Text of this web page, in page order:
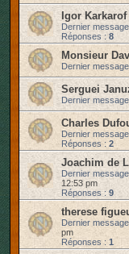
Igor Karkarof
Dernier
Réponses : 8
Monsieur
Dernier
Serguei
Dernier
Charles
Dernier
Réponses : 2
Joachim de
Dernier
12:53 pm
Réponses : 9
therese
Dernier
pm
Réponses : 1